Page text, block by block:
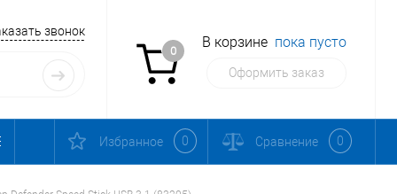
звонок
0
В корзине пока пусто
Оформить заказ
Избранное 0 Сравнение 0